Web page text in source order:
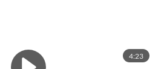
4:23